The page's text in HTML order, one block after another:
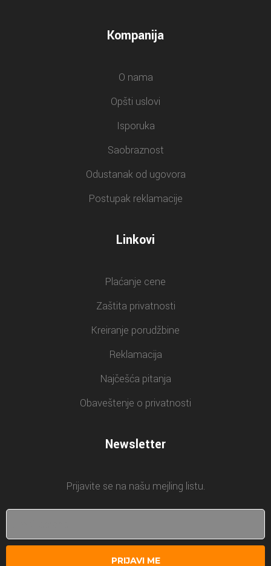
Kompanija
O nama
Opšti uslovi
Isporuka
Saobraznost
Odustanak od ugovora
Postupak reklamacije
Linkovi
Plaćanje cene
Zaštita privatnosti
Kreiranje porudžbine
Reklamacija
Najčešća pitanja
Obaveštenje o privatnosti
Newsletter
Prijavite se na našu mejling listu.
PRIJAVI ME